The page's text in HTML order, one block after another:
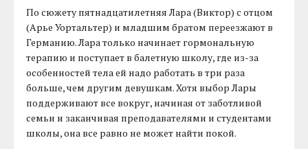
По сюжету пятнадцатилетняя Лара (Виктор) с отцом
(Арье Уортальтер) и младшим братом переезжают в
Германию. Лара только начинает гормональную
терапию и поступает в балетную школу, где из-за
особенностей тела ей надо работать в три раза
больше, чем другим девушкам. Хотя выбор Лары
поддерживают все вокруг, начиная от заботливой
семьи и заканчивая преподавателями и студентами
школы, она все равно не может найти покой.